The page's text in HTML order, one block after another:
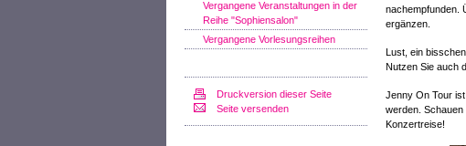
Vergangene Veranstaltungen in der
Reihe "Sophiensalon"
Vergangene Vorlesungsreihen
Druckversion dieser Seite
Seite versenden
nachempfunden.
ergänzen.
Lust, ein
Nutzen Sie auch
Jenny On Tour
werden.
Konzertreise!